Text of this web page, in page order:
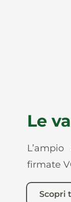
Le
firmate
Scopri